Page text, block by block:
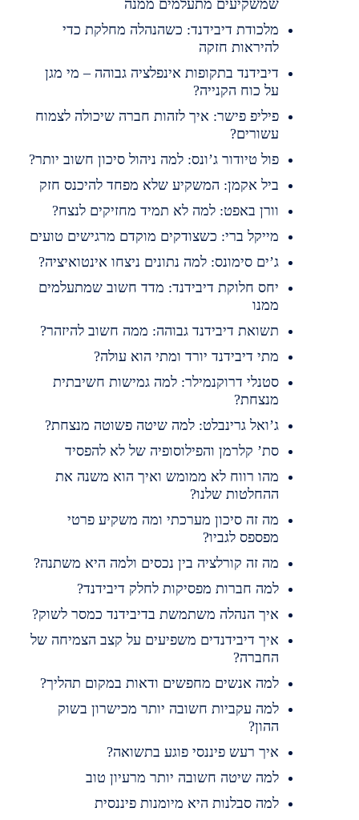
שמשקיעים מתעלמים ממנה
מלכודת דיבידנד: כשהנהלה מחלקת כדי
להיראות חזקה
דיבידנד בתקופות אינפלציה גבוהה – מי מגן
על כוח הקנייה?
פיליפ פישר: איך לזהות חברה שיכולה לצמוח
עשורים?
פול טיודור ג’ונס: למה ניהול סיכון חשוב יותר?
ביל אקמן: המשקיע שלא מפחד להיכנס חזק
וורן באפט: למה לא תמיד מחזיקים לנצח?
מייקל ברי: כשצודקים מוקדם מרגישים טועים
ג’ים סימונס: למה נתונים ניצחו אינטואיציה?
יחס חלוקת דיבידנד: מדד חשוב שמתעלמים
ממנו
תשואת דיבידנד גבוהה: ממה חשוב להיזהר?
מתי דיבידנד יורד ומתי הוא עולה?
סטנלי דרוקנמילר: למה גמישות חשיבתית
מנצחת?
ג’ואל גרינבלט: למה שיטה פשוטה מנצחת?
סת’ קלרמן והפילוסופיה של לא להפסיד
מהו רווח לא ממומש ואיך הוא משנה את
ההחלטות שלנו?
מה זה סיכון מערכתי ומה משקיע פרטי
מפספס לגביו?
מה זה קורלציה בין נכסים ולמה היא משתנה?
למה חברות מפסיקות לחלק דיבידנד?
איך הנהלה משתמשת בדיבידנד כמסר לשוק?
איך דיבידנדים משפיעים על קצב הצמיחה של
החברה?
למה אנשים מחפשים ודאות במקום תהליך?
למה עקביות חשובה יותר מכישרון בשוק
ההון?
איך רעש פיננסי פוגע בתשואה?
למה שיטה חשובה יותר מרעיון טוב
למה סבלנות היא מיומנות פיננסית